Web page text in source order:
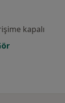
kapalı